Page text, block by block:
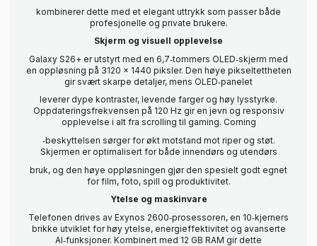
kombinerer dette med et elegant uttrykk som passer både
profesjonelle og private brukere.
Skjerm og visuell opplevelse
Galaxy S26+ er utstyrt med en 6,7‑tommers OLED‑skjerm med
en oppløsning på 3120 x 1440 piksler. Den høye pikseltettheten
gir svært skarpe detaljer, mens OLED‑panelet
leverer dype kontraster, levende farger og høy lysstyrke.
Oppdateringsfrekvensen på 120 Hz gir en jevn og responsiv
opplevelse i alt fra scrolling til gaming. Corning
‑beskyttelsen sørger for økt motstand mot riper og støt.
Skjermen er optimalisert for både innendørs og utendørs
bruk, og den høye oppløsningen gjør den spesielt godt egnet
for film, foto, spill og produktivitet.
Ytelse og maskinvare
Telefonen drives av Exynos 2600‑prosessoren, en 10‑kjerners
brikke utviklet for høy ytelse, energieffektivitet og avanserte
AI‑funksjoner. Kombinert med 12 GB RAM gir dette